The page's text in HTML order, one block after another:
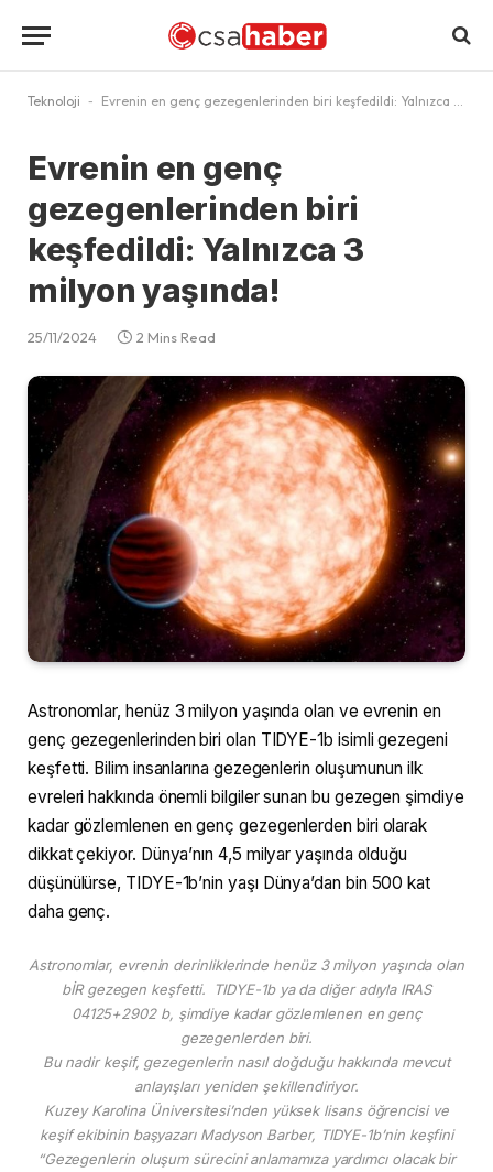
Teknoloji - Evrenin en genç gezegenlerinden biri keşfedildi: Yalnızca 3 milyon yaşında!
Evrenin en genç
gezegenlerinden biri
keşfedildi: Yalnızca 3
milyon yaşında!
25/11/2024 2 Mins Read
Astronomlar, henüz 3 milyon yaşında olan ve evrenin en
genç gezegenlerinden biri olan TIDYE-1b isimli gezegeni
keşfetti. Bilim insanlarına gezegenlerin oluşumunun ilk
evreleri hakkında önemli bilgiler sunan bu gezegen şimdiye
kadar gözlemlenen en genç gezegenlerden biri olarak
dikkat çekiyor. Dünya’nın 4,5 milyar yaşında olduğu
düşünülürse, TIDYE-1b’nin yaşı Dünya’dan bin 500 kat
daha genç.
Astronomlar, evrenin derinliklerinde henüz 3 milyon yaşında olan
bİR gezegen keşfetti. TIDYE-1b ya da diğer adıyla IRAS
04125+2902 b, şimdiye kadar gözlemlenen en genç
gezegenlerden biri.
Bu nadir keşif, gezegenlerin nasıl doğduğu hakkında mevcut
anlayışları yeniden şekillendiriyor.
Kuzey Karolina Üniversitesi’nden yüksek lisans öğrencisi ve
keşif ekibinin başyazarı Madyson Barber, TIDYE-1b’nin keşfini
“Gezegenlerin oluşum sürecini anlamamıza yardımcı olacak bir